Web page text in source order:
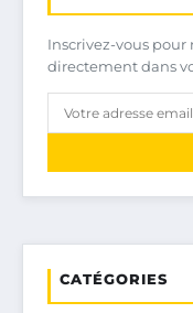
Inscrivez-vous pour
directement dans
CATÉGORIES